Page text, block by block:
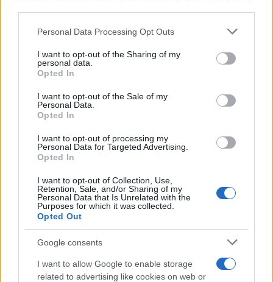
Please note that this website/app uses one or more Google
not limited to your visit or usage behaviour. You may click to
grant or deny consent to Google and its third-party tags to
use your data for below specified purposes in below Google
consent section.
Personal Data Processing Opt Outs
I want to opt-out of the Sharing of my
personal data.
Opted In
I want to opt-out of the Sale of my
Personal Data.
Opted In
I want to opt-out of processing my
Personal Data for Targeted Advertising.
Opted In
I want to opt-out of Collection, Use,
Retention, Sale, and/or Sharing of my
Personal Data that Is Unrelated with the
Purposes for which it was collected.
Opted Out
Google consents
I want to allow Google to enable storage
related to advertising like cookies on web or
Continua a leggere
TEEN NEWS